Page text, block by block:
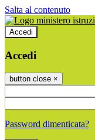
Salta al contenuto
Accedi
Accedi
button close ×
Password dimenticata?